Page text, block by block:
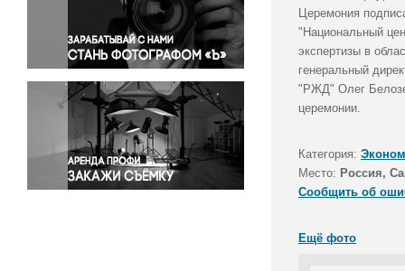
Правосудие
Происшествия и конфликты
Религия
Светская жизнь
Спорт
Экология
Экономика и бизнес
Церемония
"Национальный
экспертизы в
генеральный
"РЖД" Олег
церемонии.
Категория:
Место: Россия,
Сообщить об
Ещё фото